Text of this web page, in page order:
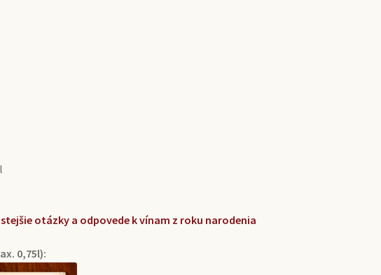
otázky a odpovede k vínam z roku narodenia
0,75l):